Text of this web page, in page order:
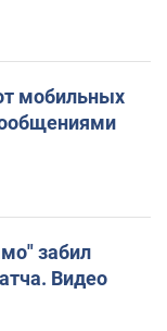
мобильных
забил
Видео